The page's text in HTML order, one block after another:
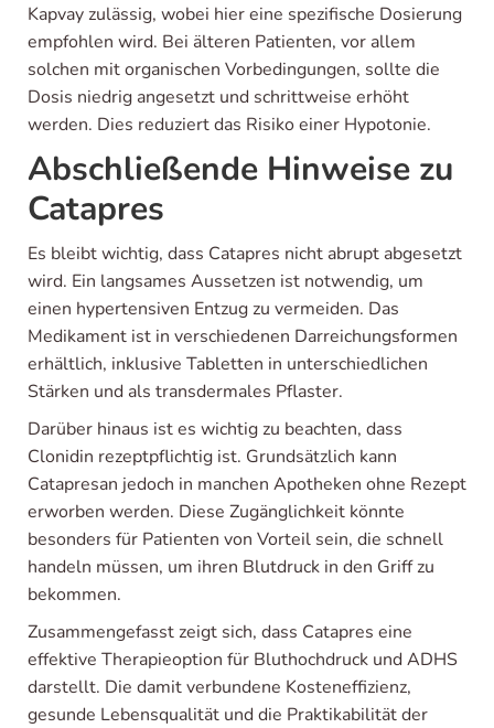
Kapvay zulässig, wobei hier eine spezifische Dosierung
empfohlen wird. Bei älteren Patienten, vor allem
solchen mit organischen Vorbedingungen, sollte die
Dosis niedrig angesetzt und schrittweise erhöht
werden. Dies reduziert das Risiko einer Hypotonie.
Abschließende Hinweise zu
Catapres
Es bleibt wichtig, dass Catapres nicht abrupt abgesetzt
wird. Ein langsames Aussetzen ist notwendig, um
einen hypertensiven Entzug zu vermeiden. Das
Medikament ist in verschiedenen Darreichungsformen
erhältlich, inklusive Tabletten in unterschiedlichen
Stärken und als transdermales Pflaster.
Darüber hinaus ist es wichtig zu beachten, dass
Clonidin rezeptpflichtig ist. Grundsätzlich kann
Catapresan jedoch in manchen Apotheken ohne Rezept
erworben werden. Diese Zugänglichkeit könnte
besonders für Patienten von Vorteil sein, die schnell
handeln müssen, um ihren Blutdruck in den Griff zu
bekommen.
Zusammengefasst zeigt sich, dass Catapres eine
effektive Therapieoption für Bluthochdruck und ADHS
darstellt. Die damit verbundene Kosteneffizienz,
gesunde Lebensqualität und die Praktikabilität der